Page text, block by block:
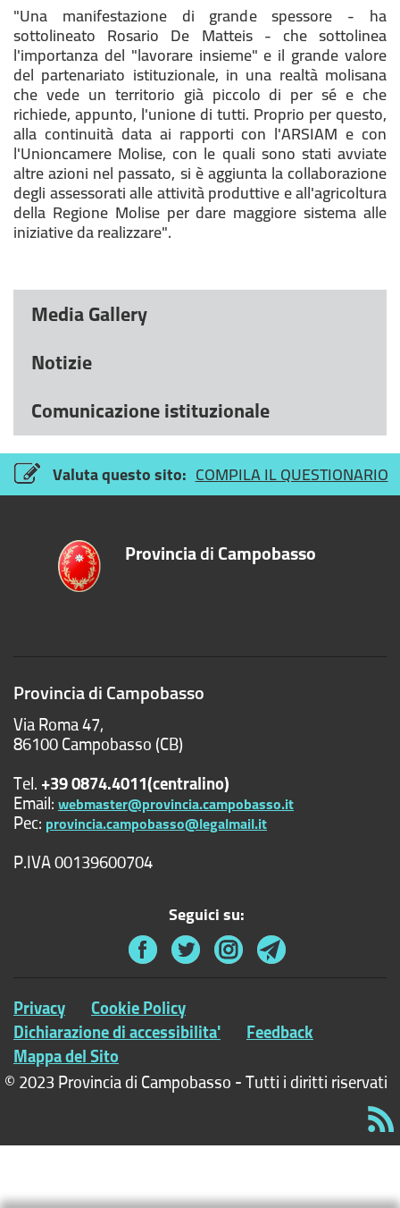
"Una manifestazione di grande spessore - ha
sottolineato Rosario De Matteis - che sottolinea
l'importanza del "lavorare insieme" e il grande valore
del partenariato istituzionale, in una realtà molisana
che vede un territorio già piccolo di per sé e che
richiede, appunto, l'unione di tutti. Proprio per questo,
alla continuità data ai rapporti con l'ARSIAM e con
l'Unioncamere Molise, con le quali sono stati avviate
altre azioni nel passato, si è aggiunta la collaborazione
degli assessorati alle attività produttive e all'agricoltura
della Regione Molise per dare maggiore sistema alle
iniziative da realizzare".
Media Gallery
Notizie
Comunicazione istituzionale
Valuta questo sito: COMPILA IL QUESTIONARIO
ProvinciadiCampobasso
Provincia di Campobasso
Via Roma 47,
86100 Campobasso (CB)
Tel.+39 0874.4011(centralino)
Email:webmaster@provincia.campobasso.it
Pec: provincia.campobasso@legalmail.it
P.IVA 00139600704
Seguici su:
Privacy Cookie Policy
Dichiarazione di accessibilita' Feedback
Mappa del Sito
© 2023 Provincia di Campobasso - Tutti i diritti riservati